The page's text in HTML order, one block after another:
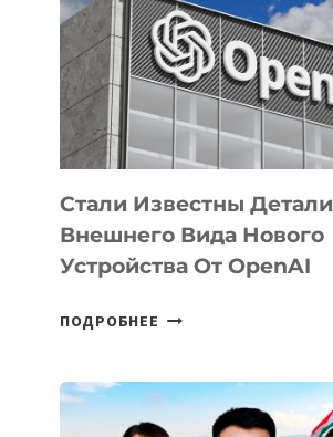
ПО
РАЗВИТИЮ
ЭКОСИСТЕМЫ
ИСКУССТВЕННОГО
ИНТЕЛЛЕКТА
Стали Известны Детали
Внешнего Вида Нового
Устройства От OpenAI
ПОДРОБНЕЕ СТАЛИ
ВНЕШНЕГО
ВИДА